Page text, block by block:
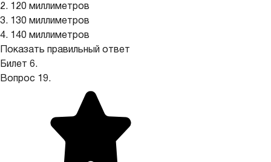
2. 120 миллиметров
3. 130 миллиметров
4. 140 миллиметров
Показать правильный ответ
Билет 6.
Вопрос 19.